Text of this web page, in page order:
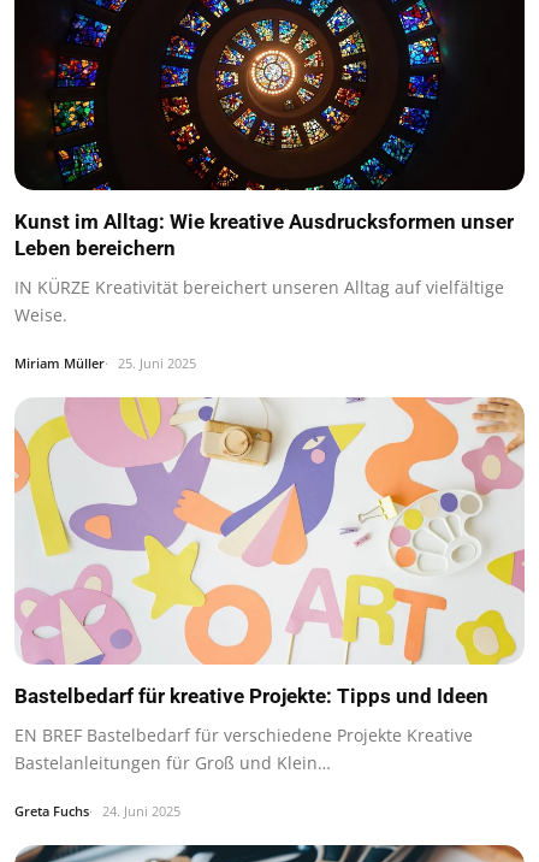
Kunst im Alltag: Wie kreative Ausdrucksformen unser
Leben bereichern
IN KÜRZE Kreativität bereichert unseren Alltag auf vielfältige
Weise.
Miriam Müller 25. Juni 2025
Bastelbedarf für kreative Projekte: Tipps und Ideen
EN BREF Bastelbedarf für verschiedene Projekte Kreative
Bastelanleitungen für Groß und Klein…
Greta Fuchs 24. Juni 2025